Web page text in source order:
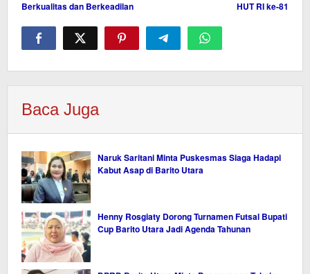
Berkualitas dan Berkeadilan
HUT RI ke-81
Baca Juga
Naruk Saritani Minta Puskesmas Siaga Hadapi
Kabut Asap di Barito Utara
Henny Rosgiaty Dorong Turnamen Futsal Bupati
Cup Barito Utara Jadi Agenda Tahunan